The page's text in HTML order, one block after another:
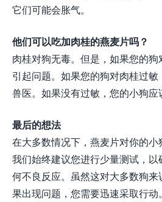
它们可能会胀气。
他们可以吃加肉桂的燕麦片吗？
肉桂对狗无毒。但是，如果您的
引起问题。如果您的狗对肉桂过
兽医。如果没有过敏，您的小狗应
最后的想法
在大多数情况下，燕麦片对你的小
我们始终建议您进行少量测试，
何不良反应。虽然这对大多数狗
果出现问题，您需要迅速采取行动。